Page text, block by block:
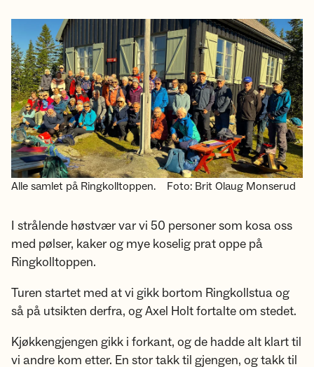
Alle samlet på Ringkolltoppen. Foto: Brit Olaug Monserud
I strålende høstvær var vi 50 personer som kosa oss
med pølser, kaker og mye koselig prat oppe på
Ringkolltoppen.
Turen startet med at vi gikk bortom Ringkollstua og
så på utsikten derfra, og Axel Holt fortalte om stedet.
Kjøkkengjengen gikk i forkant, og de hadde alt klart til
vi andre kom etter. En stor takk til gjengen, og takk til